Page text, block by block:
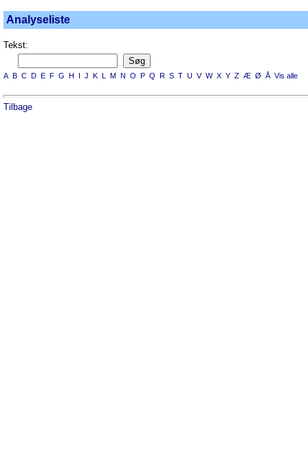
Analyseliste
Tekst:
A B C D E F G H I J K L M N O P Q R S T U V W X Y Z Æ Ø Å Vis alle
Tilbage